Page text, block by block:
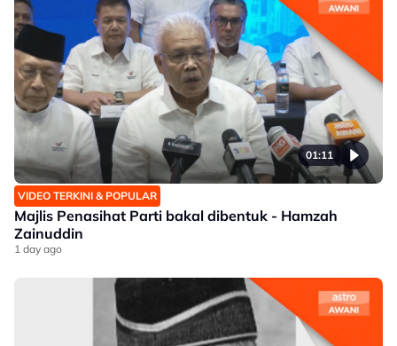
01:11
VIDEO TERKINI & POPULAR
Majlis Penasihat Parti bakal dibentuk - Hamzah
Zainuddin
1 day ago